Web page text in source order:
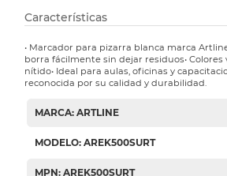
Características
• Marcador para pizarra blanca marca
borra fácilmente sin dejar residuos•
nítido• Ideal para aulas, oficinas y
reconocida por su calidad y durabilidad.
MARCA: ARTLINE
MODELO: AREK500SURT
MPN: AREK500SURT